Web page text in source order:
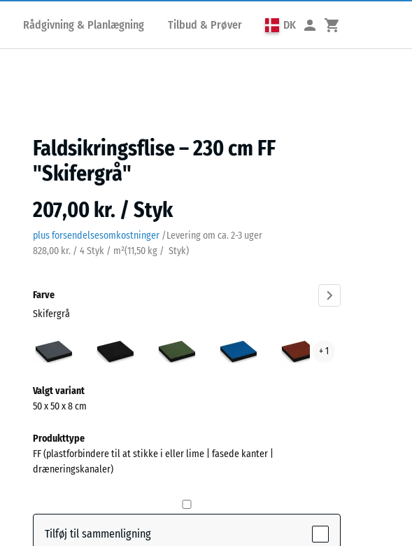
Rådgivning & Planlægning Tilbud & Prøver DK
Faldsikringsflise – 230 cm FF
"Skifergrå"
207,00 kr. / Styk
plus forsendelsesomkostninger /Levering om ca. 2-3 uger
828,00 kr. / 4 Styk / m²(11,50 kg / Styk)
Farve
Skifergrå
(active)
Græsgrøn Himmelblå
+ 1
information
om
farverne?
Vis
farvepalette
Valgt variant
50 x 50 x 8 cm
Produkttype
FF (plastforbindere til at stikke i eller lime | fasede kanter |
dræneringskanaler)
Tilføj til sammenligning